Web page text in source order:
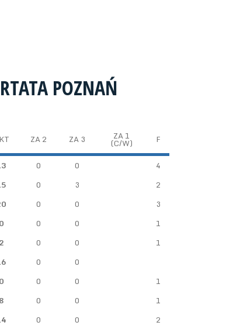
POZNAŃ
ZA 2 ZA 3 ZA 1
(C/W) F
0 0
4
0 3
2
0 0
3
0 0 0
1
2 0 0
1
0
0
0 0 0
1
8 0 0
1
0 0
2